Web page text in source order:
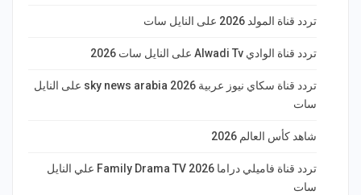
تردد قناة المولد 2026 على النايل سات
تردد قناة الوادي Alwadi Tv على النايل سات 2026
تردد قناة سكاي نيوز عربية 2026 sky news arabia على النايل
سات
شاهد كأس العالم 2026
تردد قناة فاميلي دراما Family Drama TV 2026 علي النايل
سات